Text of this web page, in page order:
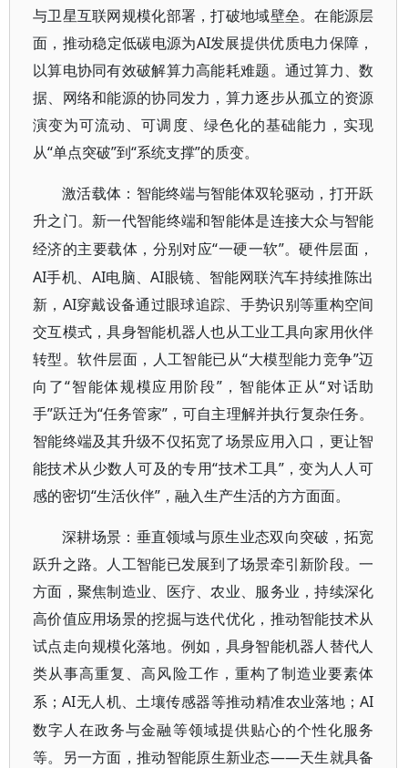
与卫星互联网规模化部署，打破地域壁垒。在能源层
面，推动稳定低碳电源为AI发展提供优质电力保障，
以算电协同有效破解算力高能耗难题。通过算力、数
据、网络和能源的协同发力，算力逐步从孤立的资源
演变为可流动、可调度、绿色化的基础能力，实现
从“单点突破”到“系统支撑”的质变。
激活载体：智能终端与智能体双轮驱动，打开跃
升之门。新一代智能终端和智能体是连接大众与智能
经济的主要载体，分别对应“一硬一软”。硬件层面，
AI手机、AI电脑、AI眼镜、智能网联汽车持续推陈出
新，AI穿戴设备通过眼球追踪、手势识别等重构空间
交互模式，具身智能机器人也从工业工具向家用伙伴
转型。软件层面，人工智能已从“大模型能力竞争”迈
向了“智能体规模应用阶段”，智能体正从“对话助
手”跃迁为“任务管家”，可自主理解并执行复杂任务。
智能终端及其升级不仅拓宽了场景应用入口，更让智
能技术从少数人可及的专用“技术工具”，变为人人可
感的密切“生活伙伴”，融入生产生活的方方面面。
深耕场景：垂直领域与原生业态双向突破，拓宽
跃升之路。人工智能已发展到了场景牵引新阶段。一
方面，聚焦制造业、医疗、农业、服务业，持续深化
高价值应用场景的挖掘与迭代优化，推动智能技术从
试点走向规模化落地。例如，具身智能机器人替代人
类从事高重复、高风险工作，重构了制造业要素体
系；AI无人机、土壤传感器等推动精准农业落地；AI
数字人在政务与金融等领域提供贴心的个性化服务
等。另一方面，推动智能原生新业态——天生就具备